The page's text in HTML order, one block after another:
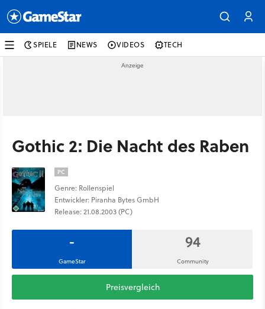
SPIELE NEWS VIDEOS TECH
Gothic 2: Die Nacht des Raben
PC
Genre: Rollenspiel
Entwickler: Piranha Bytes GmbH
Release: 21.08.2003 (PC)
-
GameStar
94
Community
Preisvergleich